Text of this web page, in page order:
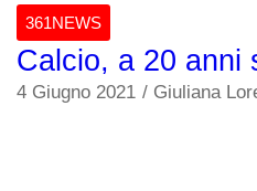
361NEWS
Calcio, a 20 anni
4 Giugno 2021 / Giuliana